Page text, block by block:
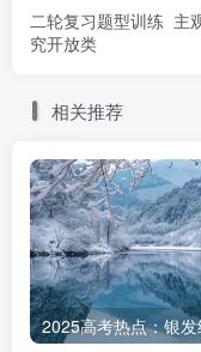
导共建人类安全共同
发展的贡献者。中
如热爱和平、崇尚和
念为中国外交提供了
关系，营造和平稳定
体。
二轮复习题型训练 主
究开放类
相关推荐
2025高考热点：银